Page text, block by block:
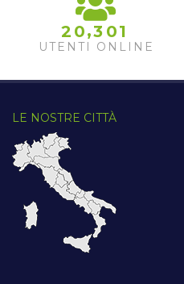
2 0,3 01
UTENTI ONLINE
LE NOSTRE CITTÀ